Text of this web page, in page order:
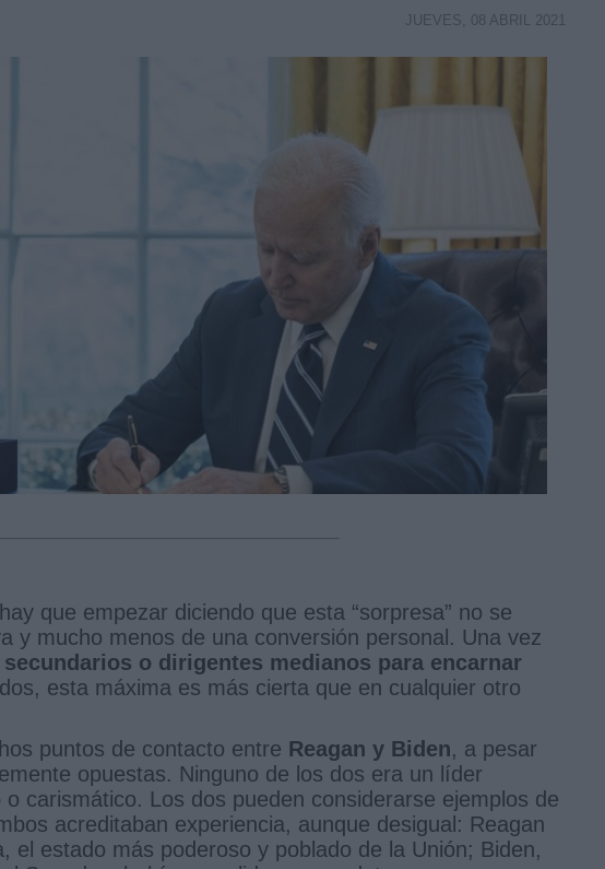
JUEVES, 08 ABRIL 2021
que empezar diciendo que esta “sorpresa” no se
y mucho menos de una conversión personal. Una vez
o dirigentes medianos para encarnar
esta máxima es más cierta que en cualquier otro
puntos de contacto entre Reagan y Biden, a pesar
opuestas. Ninguno de los dos era un líder
carismático. Los dos pueden considerarse ejemplos de
acreditaban experiencia, aunque desigual: Reagan
el estado más poderoso y poblado de la Unión; Biden,